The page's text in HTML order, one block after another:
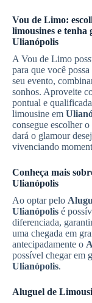
Vou de Limo:
limousines e tenha
Ulianópolis
A Vou de Limo
para que você
seu evento,
sonhos. Aproveite
pontual e
limousine em
consegue escolher
dará o glamour
vivenciando
Conheça mais
Ulianópolis
Ao optar pelo
Ulianópolis é
diferenciada,
uma chegada em
antecipadamente o
possível chegar em
Ulianópolis.
Aluguel de